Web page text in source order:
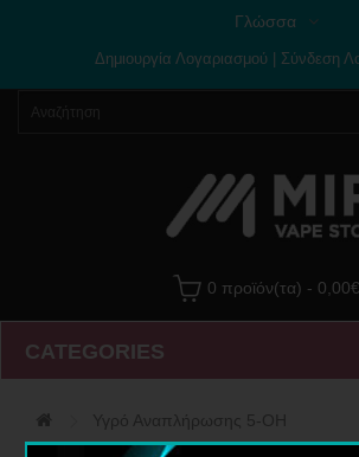
Γλώσσα
Δημιουργία Λογαριασμού Σύνδεση
0 προϊόν(τα) - 0,00€
CATEGORIES
Υγρό Αναπλήρωσης 5-OH